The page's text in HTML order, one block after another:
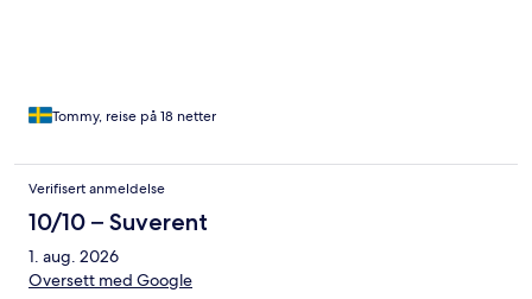
Tommy, reise på 18 netter
Verifisert anmeldelse
10/10 – Suverent
1. aug. 2026
Oversett med Google